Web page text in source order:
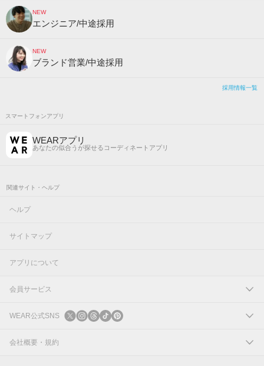
NEW
エンジニア/中途採用
NEW
ブランド営業/中途採用
採用情報一覧
スマートフォンアプリ
WEARアプリ
あなたの似合うが探せるコーディネートアプリ
関連サイト・ヘルプ
ヘルプ
サイトマップ
アプリについて
会員サービス
ログイン
新規会員登録
WEAR公式SNS
X
会社概要・規約